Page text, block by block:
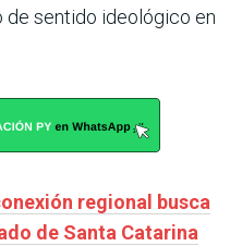
sentido ideológico en
regional busca
de Santa Catarina